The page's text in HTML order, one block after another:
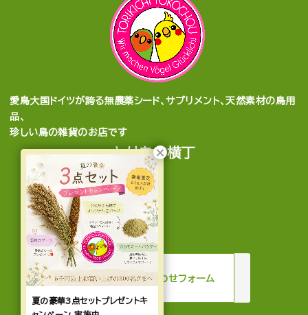
愛鳥大国ドイツが誇る無農薬シード、サプリメント、天然素材の鳥用
品、
珍しい鳥の雑貨のお店です
とりきち横丁
mail お問い合わせフォーム
夏の豪華3点セットプレゼントキ